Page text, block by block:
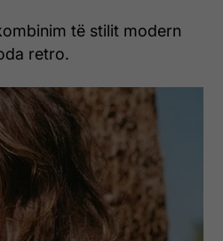
të stilit modern
retro.